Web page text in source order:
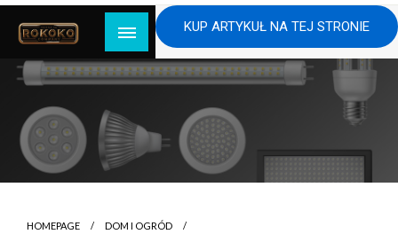
Skip
KUP ARTYKUŁ NA TEJ STRONIE
HOMEPAGE
DOM I OGRÓD